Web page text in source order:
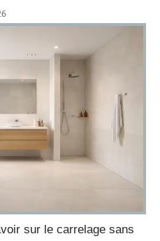
sur le carrelage sans